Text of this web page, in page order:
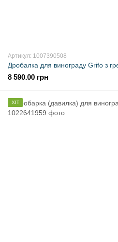
Артикул: 1007390508
Дробалка для винограду Grifo з
8 590.00 грн
ХІТ